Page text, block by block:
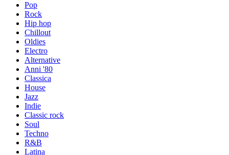
Pop
Rock
Hip hop
Chillout
Oldies
Electro
Alternative
Anni '80
Classica
House
Jazz
Indie
Classic rock
Soul
Techno
R&B
Latina